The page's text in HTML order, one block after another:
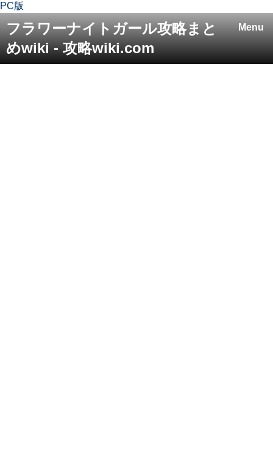
PC版
Menu
フラワーナイトガール攻略まと
めwiki - 攻略wiki.com